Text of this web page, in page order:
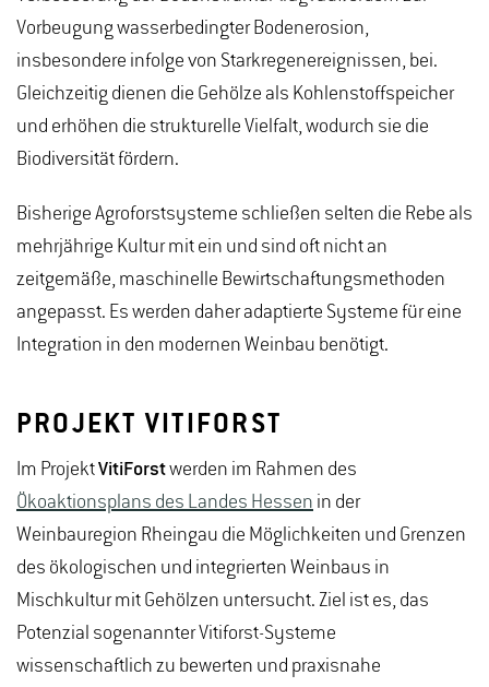
Vorbeugung wasserbedingter Bodenerosion,
insbesondere infolge von Starkregenereignissen, bei.
Gleichzeitig dienen die Gehölze als Kohlenstoffspeicher
und erhöhen die strukturelle Vielfalt, wodurch sie die
Biodiversität fördern.
Bisherige Agroforstsysteme schließen selten die Rebe als
mehrjährige Kultur mit ein und sind oft nicht an
zeitgemäße, maschinelle Bewirtschaftungsmethoden
angepasst. Es werden daher adaptierte Systeme für eine
Integration in den modernen Weinbau benötigt.
PROJEKT VITIFORST
Im ProjektVitiForstwerden im Rahmen des
Ökoaktionsplans des Landes Hessen in der
Weinbauregion Rheingau die Möglichkeiten und Grenzen
des ökologischen und integrierten Weinbaus in
Mischkultur mit Gehölzen untersucht. Ziel ist es, das
Potenzial sogenannter Vitiforst-Systeme
wissenschaftlich zu bewerten und praxisnahe